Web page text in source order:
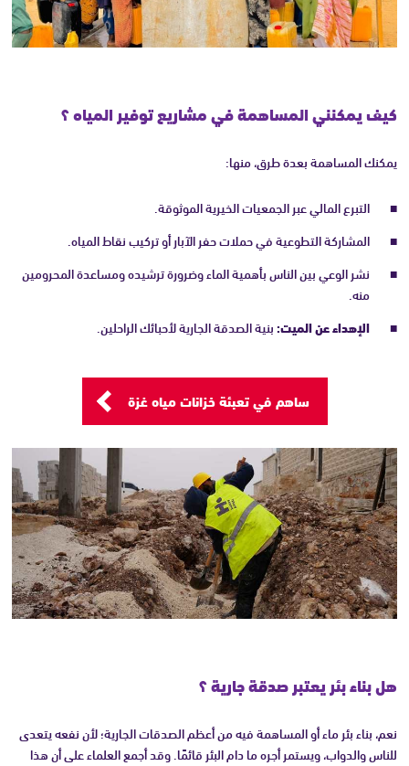
كيف يمكنني المساهمة في مشاريع توفير المياه ؟
يمكنك المساهمة بعدة طرق، منها:
التبرع المالي عبر الجمعيات الخيرية الموثوقة.
المشاركة التطوعية في حملات حفر الآبار أو تركيب نقاط المياه.
نشر الوعي بين الناس بأهمية الماء وضرورة ترشيده ومساعدة المحرومين
منه.
الإهداء عن الميت:بنية الصدقة الجارية لأحبائك الراحلين.
ساهم في تعبئة خزانات مياه غزة
هل بناء بئر يعتبر صدقة جارية ؟
نعم، بناء بئر ماء أو المساهمة فيه من أعظم الصدقات الجارية؛ لأن نفعه يتعدى
للناس والدواب، ويستمر أجره ما دام البئر قائمًا. وقد أجمع العلماء على أن هذا